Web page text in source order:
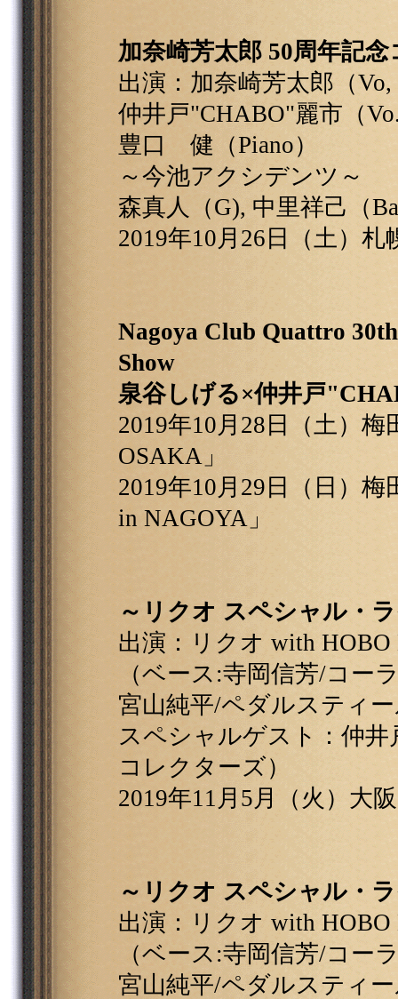
加奈崎芳太郎 50周年記
出演：加奈崎芳太郎（Vo,
仲井戸"CHABO"麗市（
豊口 健（Piano）
～今池アクシデンツ～
森真人（G), 中里祥己（
2019年10月26日（土）札
Nagoya Club Quattro
Show
泉谷しげる×仲井戸
2019年10月28日（土）梅
OSAKA」
2019年10月29日（日）梅
in NAGOYA」
～リクオ スペシャル・
出演：リクオ with HOBO
（ベース:寺岡信芳/コー
宮山純平/ペダルスティ
スペシャルゲスト：仲
コレクターズ）
2019年11月5月（火）大
～リクオ スペシャル・
出演：リクオ with HOBO
（ベース:寺岡信芳/コー
宮山純平/ペダルスティ